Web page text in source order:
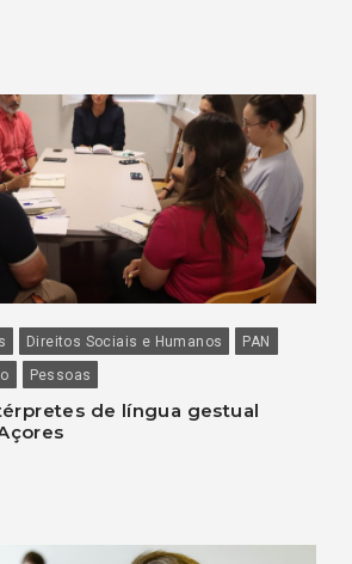
Direitos Sociais e Humanos
PAN
Pessoas
de língua gestual